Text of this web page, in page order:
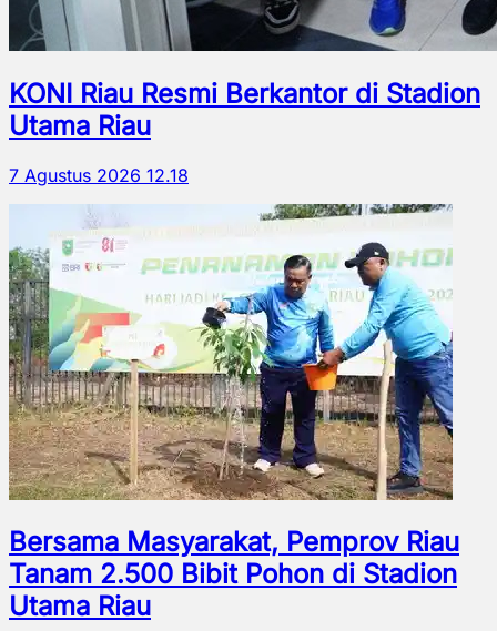
KONI Riau Resmi Berkantor di Stadion
Utama Riau
7 Agustus 2026 12.18
Bersama Masyarakat, Pemprov Riau
Tanam 2.500 Bibit Pohon di Stadion
Utama Riau